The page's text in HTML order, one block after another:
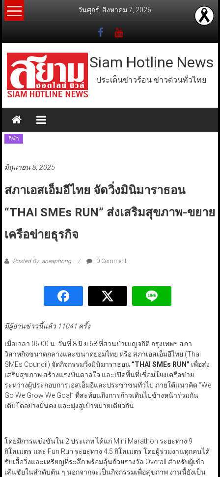
Skip
to
วันศุกร์, สิงหาคม 7, 2026
Siam Hotline News
ประเด็นข่าวร้อน ข่าวด่วนทั่วไทย
กีฬา
มิถุนายน 8, 2025
สภาเอสเอ็มอีไทย จัดวิ่งมินิมาราธอน
“THAI SMEs RUN” ส่งเสริมสุขภาพ-ขยาย
เครือข่ายธุรกิจ
Posted By: aneaphong 0 Comment
มีผู้อ่านข่าวนี้แล้ว 11041 ครั้ง
เมื่อเวลา 06.00 น. วันที่ 8 มิ.ย.68 ที่สวนป่าเบญจกิติ กรุงเทพฯ สภา
วิสาหกิจขนาดกลางและขนาดย่อมไทย หรือ สภาเอสเอ็มอีไทย (Thai
SMEs Council) จัดกิจกรรมวิ่งมินิมาราธอน “THAI SMEs RUN” เพื่อส่ง
เสริมสุขภาพ สร้างแรงบันดาลใจ และเปิดพื้นที่เชื่อมโยงเครือข่าย
ระหว่างผู้ประกอบการเอสเอ็มอีและประชาชนทั่วไป ภายใต้แนวคิด “We
Go We Grow We Goal” ที่สะท้อนถึงการก้าวเดินไปข้างหน้าร่วมกัน
เติบโตอย่างมั่นคง และมุ่งสู่เป้าหมายเดียวกัน
โดยมีการแข่งขันใน 2 ประเภท ได้แก่ Mini Marathon ระยะทาง 9
กิโลเมตร และ Fun Run ระยะทาง 4.5 กิโลเมตร โดยผู้ร่วมงานทุกคนได้
รับเสื้อวิ่งและเหรียญที่ระลึก พร้อมลุ้นถ้วยรางวัล Overall สำหรับผู้เข้า
เส้นชัยในลำดับต้น ๆ นอกจากจะเป็นกิจกรรมเพื่อสุขภาพ งานนี้ยังเป็น